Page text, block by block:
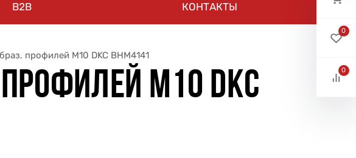
B2B КОНТАКТЫ
профилей M10 DKC BHM4141
M10 DKC
0
0